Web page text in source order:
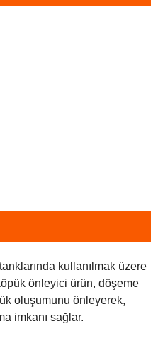
kullanılmak üzere
önleyici ürün, döşeme
oluşumunu önleyerek,
imkanı sağlar.